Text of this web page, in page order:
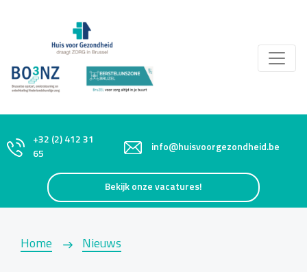
+32 (2) 412 31
65
info@huisvoorgezondheid.be
Bekijk onze vacatures!
Home Nieuws